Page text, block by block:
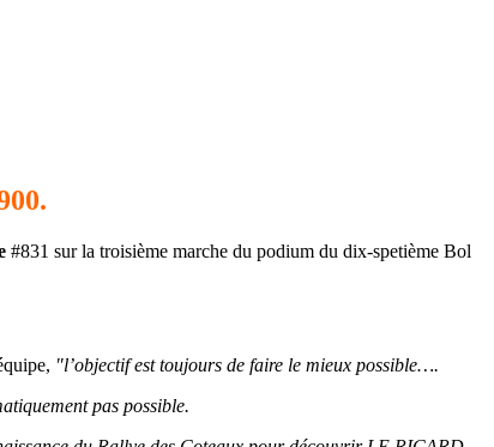
#831 sur la troisième marche du podium du dix-spetième Bol
"l’objectif est toujours de faire le mieux possible….
pas possible.